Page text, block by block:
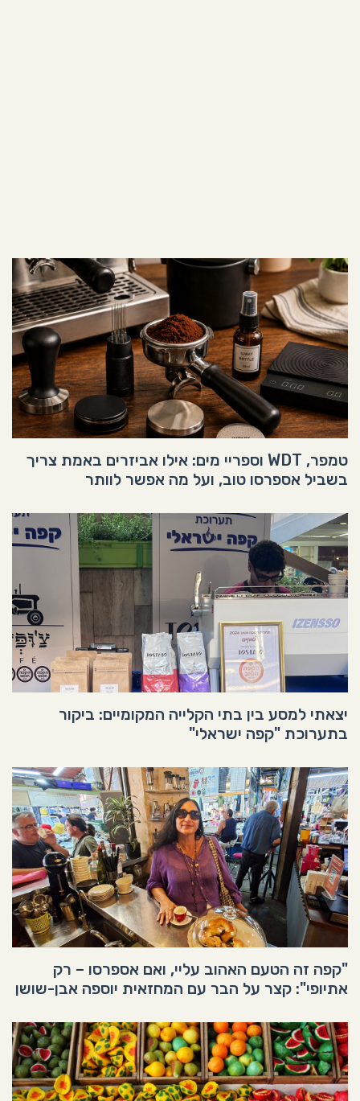
טמפר, WDT וספריי מים: אילו אביזרים באמת צריך
בשביל אספרסו טוב, ועל מה אפשר לוותר
יצאתי למסע בין בתי הקלייה המקומיים: ביקור
בתערוכת "קפה ישראלי"
"קפה זה הטעם האהוב עליי, ואם אספרסו – רק
אתיופי": קצר על הבר עם המחזאית יוספה אבן-שושן